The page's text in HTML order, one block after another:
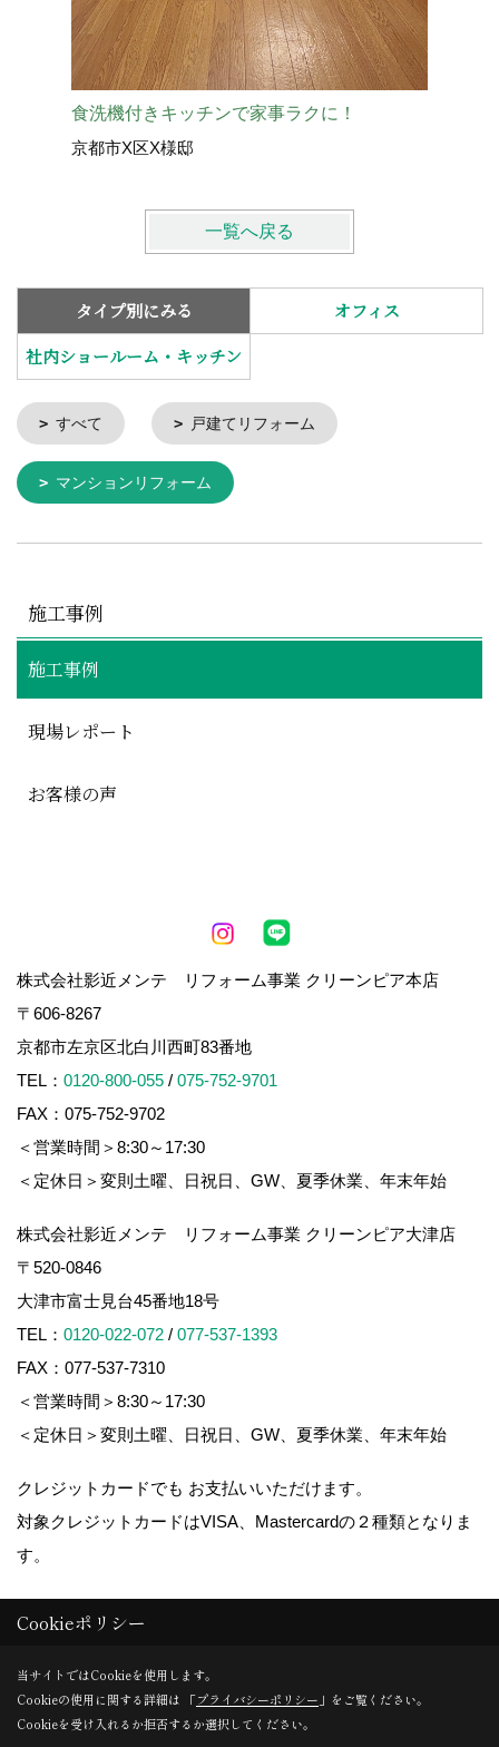
食洗機付きキッチンで家事ラクに！
京都市X区X様邸
一覧へ戻る
タイプ別にみる
オフィス
社内ショールーム・キッチン
すべて 戸建てリフォーム
マンションリフォーム
施工事例
施工事例
現場レポート
お客様の声
株式会社影近メンテ リフォーム事業 クリーンピア本店
〒606-8267
京都市左京区北白川西町83番地
TEL： 0120-800-055 / 075-752-9701
FAX：075-752-9702
＜営業時間＞8:30～17:30
＜定休日＞変則土曜、日祝日、GW、夏季休業、年末年始
株式会社影近メンテ リフォーム事業 クリーンピア大津店
〒520-0846
大津市富士見台45番地18号
TEL： 0120-022-072 / 077-537-1393
FAX：077-537-7310
＜営業時間＞8:30～17:30
＜定休日＞変則土曜、日祝日、GW、夏季休業、年末年始
クレジットカードでも お支払いいただけます。
対象クレジットカードはVISA、Mastercardの２種類となりま
す。
Copyright (c) 株式会社 影近メンテ. All Rights Reserved.
Produced byゴデスクリエイト
Cookieポリシー
当サイトではCookieを使用します。
Cookieの使用に関する詳細は 「プライバシーポリシー 」をご覧ください。
Cookieを受け入れるか拒否するか選択してください。